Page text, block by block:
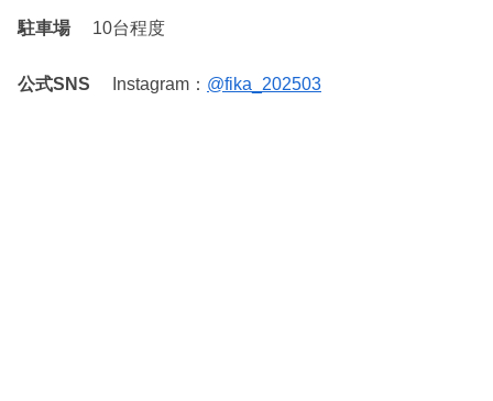
駐車場10台程度
公式SNS Instagram： @fika_202503